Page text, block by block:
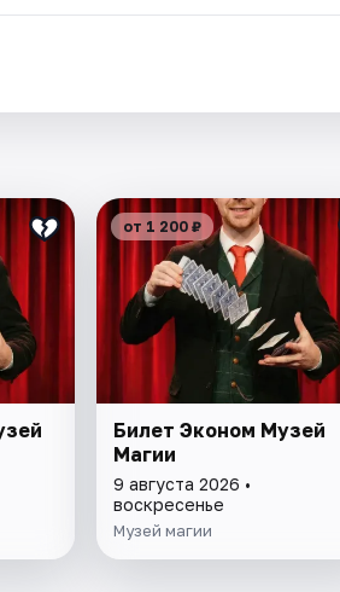
от 1 200 ₽
Билет Эконом Музей
Магии
9 августа 2026 •
воскресенье
Музей магии